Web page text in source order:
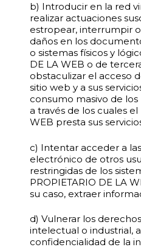
b) Introducir en la red
realizar actuaciones
estropear, interrumpir
daños en los
o sistemas físicos y
DE LA WEB o de
obstaculizar el acceso
sitio web y a sus
consumo masivo de
a través de los cuales el
WEB presta sus
c) Intentar acceder a
electrónico de otros
restringidas de los
PROPIETARIO DE LA
su caso, extraer
d) Vulnerar los
intelectual o industrial,
confidencialidad de la